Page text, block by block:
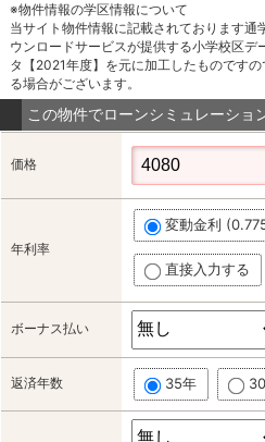
※物件情報の学区情報について
当サイト物件情報に記載されております
ウンロードサービスが提供する小学校区
タ【2021年度】を元に加工したものです
る場合がございます。
この物件でローンシミュレーショ
価格
年利率
変動金利
直接入力する
ボーナス払い
返済年数 35年